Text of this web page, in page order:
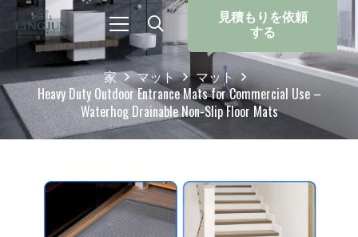
見積もりを依頼
する
家 マット
マット
Heavy Duty Outdoor Entrance Mats for Commercial Use –
Waterhog Drainable Non-Slip Floor Mats